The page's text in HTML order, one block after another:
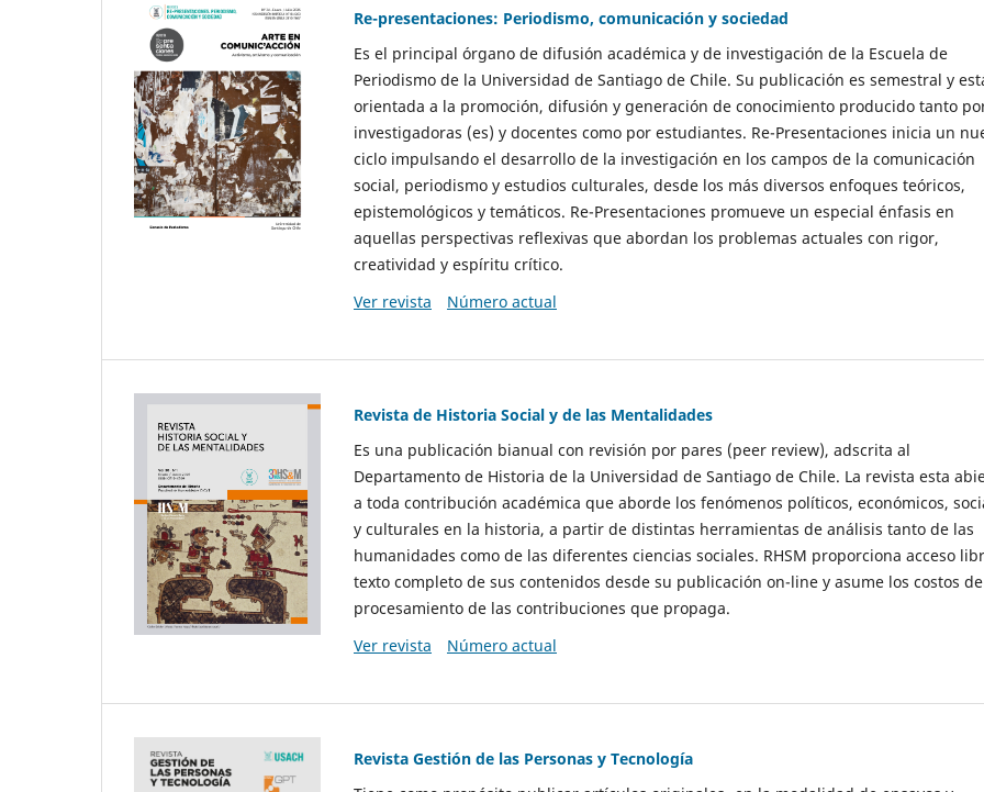
Re-presentaciones: Periodismo, comunicación y sociedad
Es el principal órgano de difusión académica y de investigación de la Escuela de
Periodismo de la Universidad de Santiago de Chile. Su publicación es semestral y
orientada a la promoción, difusión y generación de conocimiento producido tanto
investigadoras (es) y docentes como por estudiantes. Re-Presentaciones inicia un
ciclo impulsando el desarrollo de la investigación en los campos de la comunicación
social, periodismo y estudios culturales, desde los más diversos enfoques teóricos,
epistemológicos y temáticos. Re-Presentaciones promueve un especial énfasis en
aquellas perspectivas reflexivas que abordan los problemas actuales con rigor,
creatividad y espíritu crítico.
Ver revista
Número actual
Revista de Historia Social y de las Mentalidades
Es una publicación bianual con revisión por pares (peer review), adscrita al
Departamento de Historia de la Universidad de Santiago de Chile. La revista esta
a toda contribución académica que aborde los fenómenos políticos, económicos,
y culturales en la historia, a partir de distintas herramientas de análisis tanto de las
humanidades como de las diferentes ciencias sociales. RHSM proporciona acceso
texto completo de sus contenidos desde su publicación on-line y asume los costos de
procesamiento de las contribuciones que propaga.
Ver revista
Número actual
Revista Gestión de las Personas y Tecnología